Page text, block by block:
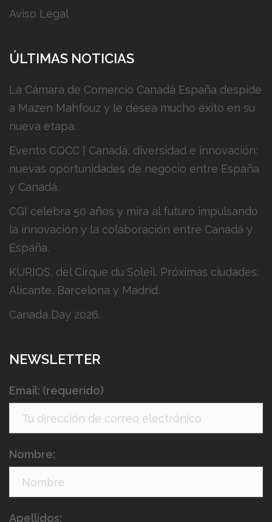
Aviso Legal
ÚLTIMAS NOTICIAS
La Cámara de Comercio Canadá España despide
a Mazen Mahfouz y le desea mucho éxito en su
nueva etapa.
Evento CQCC | Canadá, diversidad e innovación:
nuevas oportunidades de negocio entre España
y Canadá.
CGI celebra 50 años y mira al futuro impulsando
la innovación y la colaboración entre Canadá y
España.
KURIOS, del Cirque du Soleil. Próximas ciudades:
Alicante, Barcelona y Madrid.
Canada Day 2026.
NEWSLETTER
Email: (requerido)
Nombre:
Apellidos: